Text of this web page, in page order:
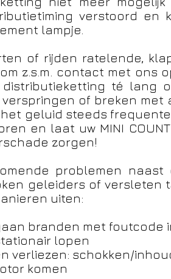
verstoord
lampje.
of rijden ratelende,
z.s.m. contact met ons
té lang
of breken
geluid steeds
en laat uw MINI
zorgen!
problemen
geleiders of versleten
uiten:
branden met
lopen
verliezen: schokken/
komen